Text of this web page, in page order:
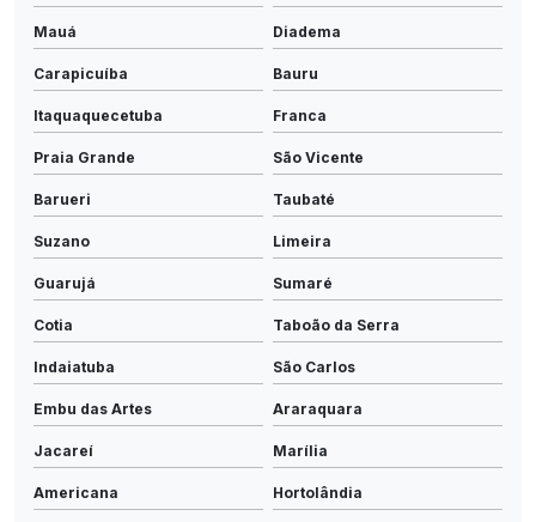
Mauá Diadema
Carapicuíba Bauru
Itaquaquecetuba Franca
Praia Grande São Vicente
Barueri Taubaté
Suzano Limeira
Guarujá Sumaré
Cotia Taboão da Serra
Indaiatuba São Carlos
Embu das Artes Araraquara
Jacareí Marília
Americana Hortolândia